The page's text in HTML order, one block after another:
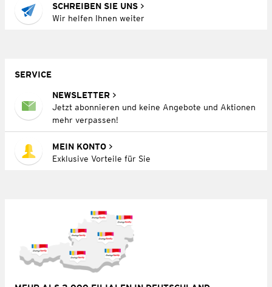
SCHREIBEN SIE UNS
Wir helfen Ihnen weiter
SERVICE
NEWSLETTER
Jetzt abonnieren und keine Angebote und Aktionen
mehr verpassen!
MEIN KONTO
Exklusive Vorteile für Sie